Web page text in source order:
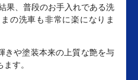
果、普段のお手入れである洗
の洗車も非常に楽になりま
きや塗装本来の上質な艶を与
す。